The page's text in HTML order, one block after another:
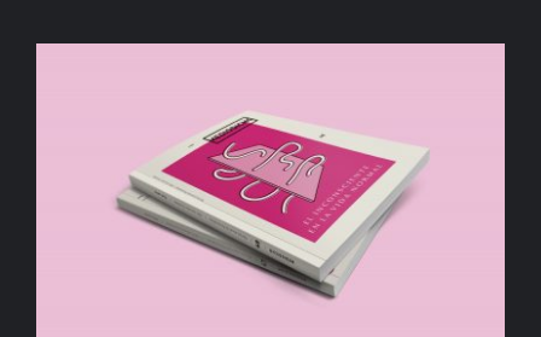
AÑADIR AL CARRITO / DETALLES